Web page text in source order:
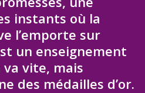
instants où la
l’emporte sur
un enseignement
va vite, mais
des médailles d’or.